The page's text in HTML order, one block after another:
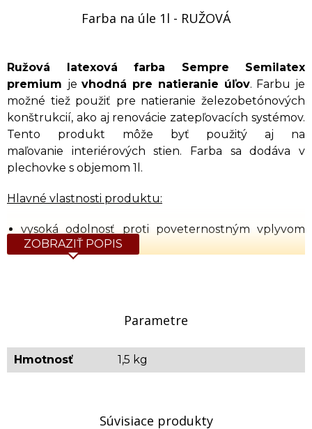
Farba na úle 1l - RUŽOVÁ
Ružová latexová farba Sempre Semilatex
premium jevhodná pre natieranie úľov. Farbu je
možné tiež použiť pre natieranie železobetónových
konštrukcií, ako aj renovácie zatepľovacích systémov.
Tento produkt môže byť použitý aj na
maľovanie interiérových stien. Farba sa dodáva v
plechovke s objemom 1l.
Hlavné vlastnosti produktu:
vysoká odolnosť proti poveternostným vplyvom
(UV žiarenie, vlhkosť)
vodoodpudivá
obsahuje látky odolné proti mikróbom
vynikajúca ochranu betónu a kovov proti korózii
zakrýva škrabance a mikrotrhliny
matná
spôsob nanášania: valček, striekaním
ZOBRAZIŤ POPIS
Parametre
Hmotnosť 1,5 kg
Súvisiace produkty